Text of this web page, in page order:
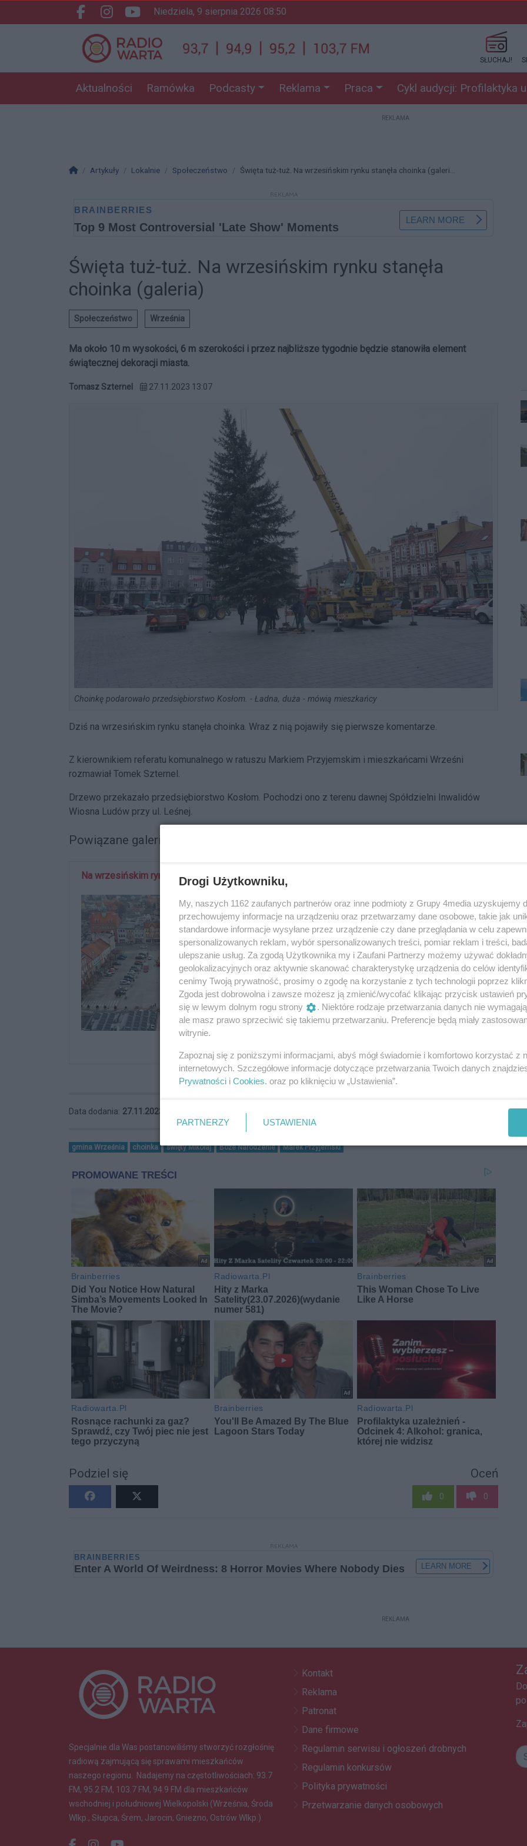
Facebook.com
Instagram.com
Youtube.com
niedziela, 9 sierpnia 2026 08:50
SŁUCHAJ!
Aktualności Ramówka Podcasty Reklama Praca Cykl audycji: Profilaktyka
REKLAMA
Strona główna
Artykuły Lokalnie Społeczeństwo Święta tuż-tuż. Na wrzesińskim rynku stanęła choinka (galeri...
REKLAMA
Święta tuż-tuż. Na wrzesińskim rynku stanęła
choinka (galeria)
Społeczeństwo Września
Ma około 10 m wysokości, 6 m szerokości i przez najbliższe tygodnie będzie stanowiła element
świątecznej dekoracji miasta.
Tomasz Szternel 27.11.2023 13:07
Choinkę podarowało przedsiębiorstwo Kosłom. - Ładna, duża - mówią mieszkańcy
Dziś na wrzesińskim rynku stanęła choinka. Wraz z nią pojawiły się pierwsze komentarze.
Z kierownikiem referatu komunalnego w ratuszu Markiem Przyjemskim i mieszkańcami Wrześni
rozmawiał Tomek Szternel.
Drzewo przekazało przedsiębiorstwo Kosłom. Pochodzi ono z terenu dawnej Spółdzielni Inwalidów
Wiosna Ludów przy ul. Leśnej.
Powiązane galerie zdjęć:
Na wrzesińskim rynku stanęła choinka
Liczba zdjęć: 7
Data dodania: 27.11.2023 13:07
gmina Września choinka święty Mikołaj Boże Narodzenie Marek Przyjemski
Podziel się Oceń
0 0
REKLAMA
REKLAMA
Specjalnie dla Was postanowiliśmy stworzyć rozgłośnię
radiową zajmującą się sprawami mieszkańców
naszego regionu.
Nadajemy na częstotliwościach: 93.7
FM, 95.2 FM, 103.7 FM, 94.9 FM dla mieszkańców
wschodniej i południowej Wielkopolski (Września, Środa
Wlkp., Słupca, Śrem, Jarocin, Gniezno, Ostrów Wlkp.).
Kontakt
Reklama
Patronat
Dane firmowe
Regulamin serwisu i ogłoszeń drobnych
Regulamin konkursów
Polityka prywatności
Przetwarzanie danych osobowych
Drogi Użytkowniku,
My, naszych 1162 zaufanych partnerów oraz inne podmioty z Grupy 4media uzyskujemy
przechowujemy informacje na urządzeniu oraz przetwarzamy dane osobowe, takie jak
standardowe informacje wysyłane przez urządzenie czy dane przeglądania w celu
spersonalizowanych reklam, wybór spersonalizowanych treści, pomiar reklam i treści,
ulepszanie usług. Za zgodą Użytkownika my i Zaufani Partnerzy możemy używać
geolokalizacyjnych oraz aktywnie skanować charakterystykę urządzenia do celów
cenimy Twoją prywatność, prosimy o zgodę na korzystanie z tych technologii poprzez
Zgoda jest dobrowolna i zawsze możesz ją zmienić/wycofać klikając przycisk ustawień
się w lewym dolnym rogu strony
. Niektóre rodzaje przetwarzania danych nie
ale masz prawo sprzeciwić się takiemu przetwarzaniu. Preferencje będą miały
witrynie.
Zapoznaj się z poniższymi informacjami, abyś mógł świadomie i komfortowo korzystać z
internetowych. Szczegółowe informacje dotyczące przetwarzania Twoich danych
Prywatności i Cookies. oraz po kliknięciu w „Ustawienia”.
PARTNERZY USTAWIENIA